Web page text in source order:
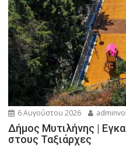
6 Αυγούστου 2026
Δήμος Μυτιλήνης |
στους Ταξιάρχες